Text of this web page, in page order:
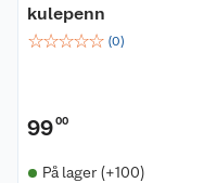
kulepenn
☆☆☆☆☆ (0)
9900
På lager (+100)